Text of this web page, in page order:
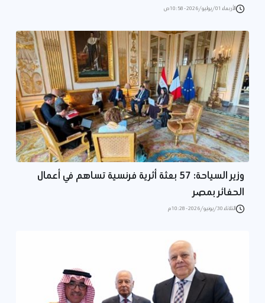
الأربعاء 01/يوليو/2026 - 10:58 ص
وزير السياحة: 57 بعثة أثرية فرنسية تساهم في أعمال
الحفائر بمصر
الثلاثاء 30/يونيو/2026 - 10:28 م